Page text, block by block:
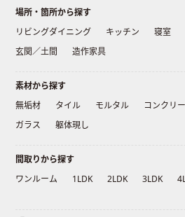
場所・箇所から探す
リビングダイニング
キッチン 寝室
玄関／土間
造作家具
素材から探す
無垢材
タイル モルタル コンクリ
ガラス
躯体現し
間取りから探す
ワンルーム
1LDK 2LDK 3LDK